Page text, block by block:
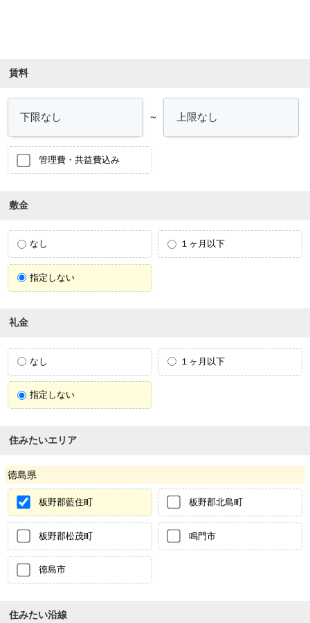
賃料
～
管理費・共益費込み
敷金
なし １ヶ月以下
指定しない
礼金
なし １ヶ月以下
指定しない
住みたいエリア
徳島県
板野郡藍住町 板野郡北島町
板野郡松茂町 鳴門市
徳島市
住みたい沿線